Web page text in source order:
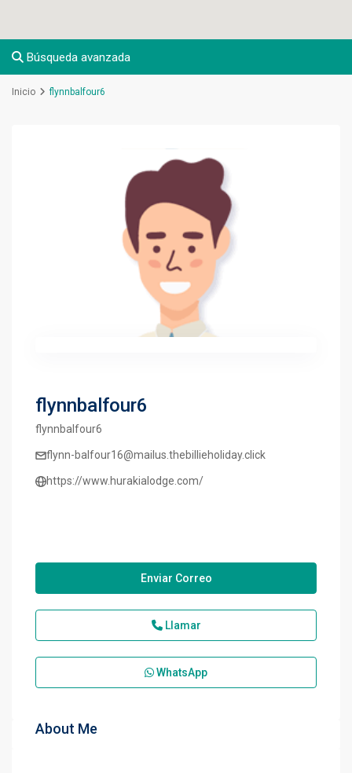
Búsqueda avanzada
Inicio flynnbalfour6
flynnbalfour6
flynnbalfour6
flynn-balfour16@mailus.thebillieholiday.click
https://www.hurakialodge.com/
Enviar Correo
Llamar
WhatsApp
About Me